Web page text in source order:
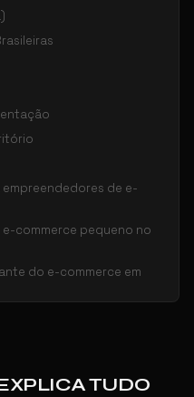
de e-
e-commerce pequeno no
do e-commerce em
TUDO